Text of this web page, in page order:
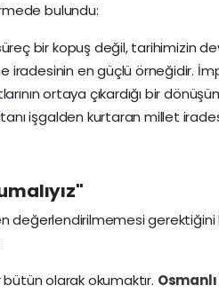
bulundu:
bir kopuş değil, tarihimizin
iradesinin en güçlü örneğidir.
ortaya çıkardığı bir
işgalden kurtaran millet
değerlendirilmemesi
olarak okumaktır. Osmanlı